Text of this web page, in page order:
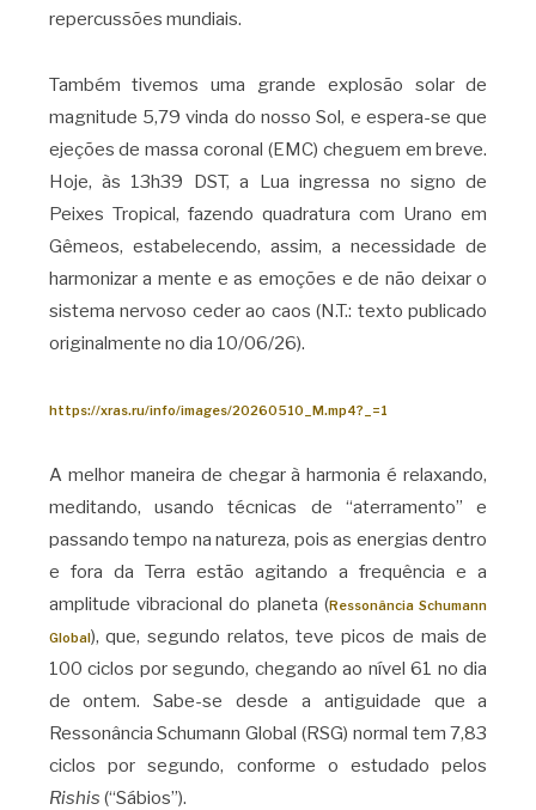
repercussões mundiais.
Também tivemos uma grande explosão solar de
magnitude 5,79 vinda do nosso Sol, e espera-se que
ejeções de massa coronal (EMC) cheguem em breve.
Hoje, às 13h39 DST, a Lua ingressa no signo de
Peixes Tropical, fazendo quadratura com Urano em
Gêmeos, estabelecendo, assim, a necessidade de
harmonizar a mente e as emoções e de não deixar o
sistema nervoso ceder ao caos (N.T.: texto publicado
originalmente no dia 10/06/26).
https://xras.ru/info/images/20260510_M.mp4?_=1
A melhor maneira de chegar à harmonia é relaxando,
meditando, usando técnicas de “aterramento” e
passando tempo na natureza, pois as energias dentro
e fora da Terra estão agitando a frequência e a
amplitude vibracional do planeta (Ressonância Schumann
Global), que, segundo relatos, teve picos de mais de
100 ciclos por segundo, chegando ao nível 61 no dia
de ontem. Sabe-se desde a antiguidade que a
Ressonância Schumann Global (RSG) normal tem 7,83
ciclos por segundo, conforme o estudado pelos
Rishis (“Sábios”).